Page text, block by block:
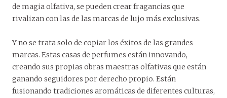
de magia olfativa, se pueden crear fragancias que
rivalizan con las de las marcas de lujo más exclusivas.
Y no se trata solo de copiar los éxitos de las grandes
marcas. Estas casas de perfumes están innovando,
creando sus propias obras maestras olfativas que están
ganando seguidores por derecho propio. Están
fusionando tradiciones aromáticas de diferentes culturas,